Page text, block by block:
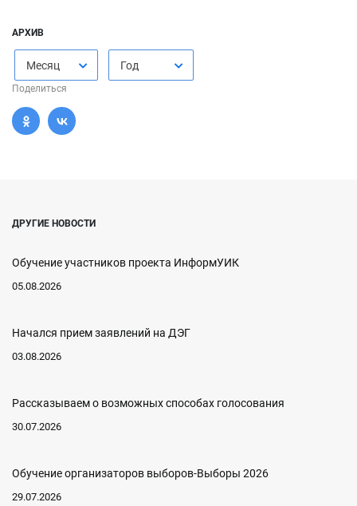
АРХИВ
Месяц Год
Поделиться
ДРУГИЕ НОВОСТИ
Обучение участников проекта ИнформУИК
05.08.2026
Начался прием заявлений на ДЭГ
03.08.2026
Рассказываем о возможных способах голосования
30.07.2026
Обучение организаторов выборов-Выборы 2026
29.07.2026